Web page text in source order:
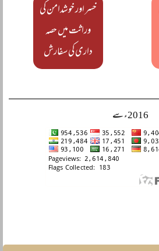
خسر اور خوشدامن کی
وراثت میں حصہ
داری کی سفارش
2016ء سے